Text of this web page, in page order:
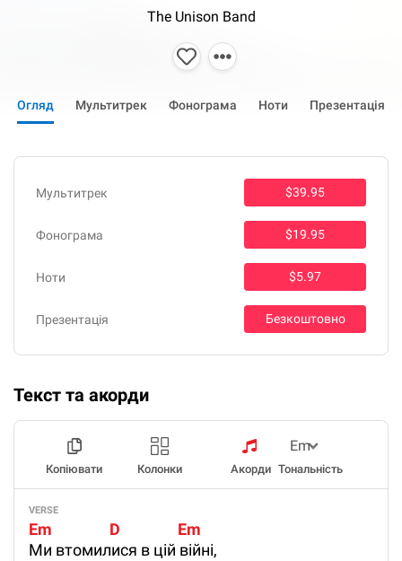
The Unison Band
Огляд Мультитрек Фонограма Ноти Презентація
Мультитрек $39.95
Фонограма $19.95
Ноти $5.97
Презентація Безкоштовно
Текст та акорди
Копіювати Колонки Акорди Тональність
VERSE
Em                D                Em
Ми втомилися в цій війні,